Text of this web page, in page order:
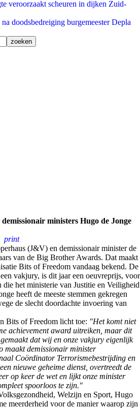
veroorzaakt scheuren in dijken Zuid-
doodsbedreiging burgemeester Depla
ministers Hugo de Jonge
print
(J&V) en demissionair minister de
van de Big Brother Awards. Dat maakt
Bits of Freedom vandaag bekend. De
vakjury, is dit jaar een oeuvreprijs, voor
die het ministerie van Justitie en Veiligheid
heeft de meeste stemmen gekregen
de slecht doordachte invoering van
Bits of Freedom licht toe: "Het komt niet
achievement award uitreiken, maar dit
dat wij en onze vakjury eigenlijk
maakt demissionair minister
Coördinator Terrorismebestrijding en
nieuwe geheime dienst, overtreedt de
op keer de wet en lijkt onze minister
spoorloos te zijn."
Welzijn en Sport, Hugo
meerderheid voor de manier waarop zijn